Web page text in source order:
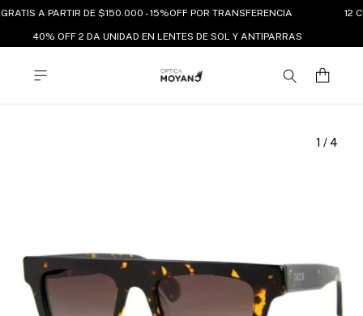
A PARTIR DE $150.000 - 15%OFF POR TRANSFERENCIA 12
40% OFF 2 DA UNIDAD EN LENTES DE SOL Y ANTIPARRAS
1 / 4